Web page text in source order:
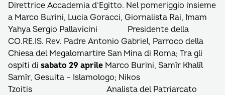
Direttrice Accademia d’Egitto. Nel pomeriggio insieme
a Marco Burini, Lucia Goracci, Giornalista Rai, Imam
Yahya Sergio Pallavicini Presidente della
CO.RE.IS. Rev. Padre Antonio Gabriel, Parroco della
Chiesa del Megalomartire San Mina di Roma; Tra gli
ospiti di sabato 29 aprile Marco Burini, Samīr Khalīl
Samīr, Gesuita – Islamologo; Nikos
Tzoitis Analista del Patriarcato